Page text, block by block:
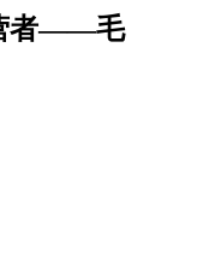
者——毛